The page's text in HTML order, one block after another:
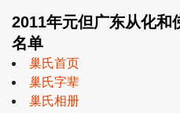
2011年元但广东从化和
名单
巢氏首页
巢氏字辈
巢氏相册